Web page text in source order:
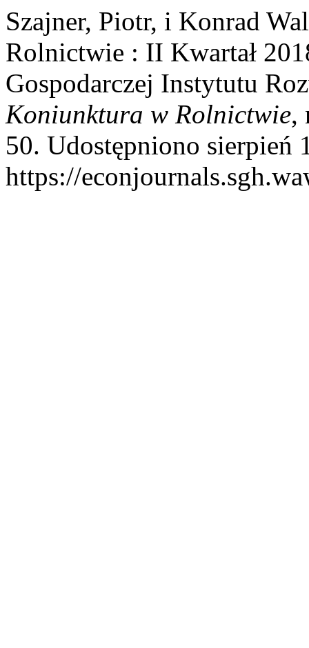
Szajner, Piotr, i Konrad
Rolnictwie : II Kwartał
Gospodarczej Instytutu
Koniunktura w Rolnictwie,
50. Udostępniono sierpień
https://